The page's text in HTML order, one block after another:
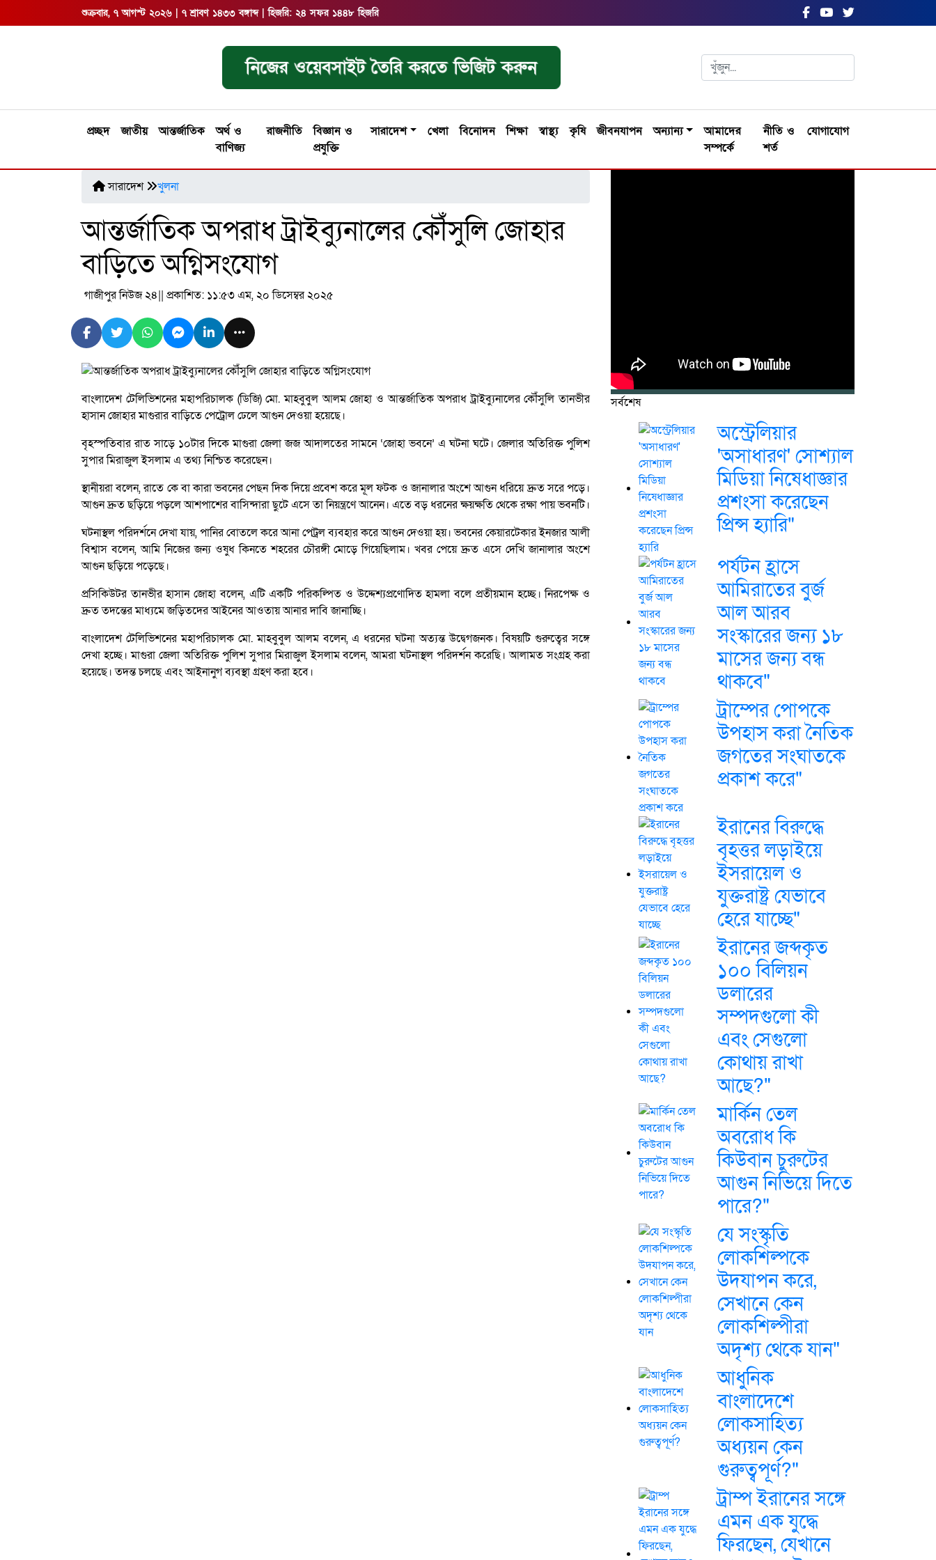
শুক্রবার, ৭ আগস্ট ২০২৬ | ৭ শ্রাবণ ১৪৩৩ বঙ্গাব্দ | হিজরি: ২৪ সফর ১৪৪৮ হিজরি
নিজের ওয়েবসাইট তৈরি করতে ভিজিট করুন
প্রচ্ছদ জাতীয় আন্তর্জাতিক
অর্থ ও
বাণিজ্য
রাজনীতি
বিজ্ঞান ও
প্রযুক্তি
সারাদেশ খেলা বিনোদন শিক্ষা স্বাস্থ্য কৃষি জীবনযাপন অন্যান্য
আমাদের
সম্পর্কে
নীতি ও
শর্ত
যোগাযোগ
সারাদেশ খুলনা
আন্তর্জাতিক অপরাধ ট্রাইব্যুনালের কৌঁসুলি জোহার
বাড়িতে অগ্নিসংযোগ
গাজীপুর নিউজ ২৪|| প্রকাশিত: ১১:৫৩ এম, ২০ ডিসেম্বর ২০২৫
বাংলাদেশ টেলিভিশনের মহাপরিচালক (ডিজি) মো. মাহবুবুল আলম জোহা ও আন্তর্জাতিক অপরাধ ট্রাইব্যুনালের কৌঁসুলি তানভীর
হাসান জোহার মাগুরার বাড়িতে পেট্রোল ঢেলে আগুন দেওয়া হয়েছে।
বৃহস্পতিবার রাত সাড়ে ১০টার দিকে মাগুরা জেলা জজ আদালতের সামনে ‘জোহা ভবনে’ এ ঘটনা ঘটে। জেলার অতিরিক্ত পুলিশ
সুপার মিরাজুল ইসলাম এ তথ্য নিশ্চিত করেছেন।
স্থানীয়রা বলেন, রাতে কে বা কারা ভবনের পেছন দিক দিয়ে প্রবেশ করে মূল ফটক ও জানালার অংশে আগুন ধরিয়ে দ্রুত সরে পড়ে।
আগুন দ্রুত ছড়িয়ে পড়লে আশপাশের বাসিন্দারা ছুটে এসে তা নিয়ন্ত্রণে আনেন। এতে বড় ধরনের ক্ষয়ক্ষতি থেকে রক্ষা পায় ভবনটি।
ঘটনাস্থল পরিদর্শনে দেখা যায়, পানির বোতলে করে আনা পেট্রল ব্যবহার করে আগুন দেওয়া হয়। ভবনের কেয়ারটেকার ইনজার আলী
বিশ্বাস বলেন, আমি নিজের জন্য ওষুধ কিনতে শহরের চৌরঙ্গী মোড়ে গিয়েছিলাম। খবর পেয়ে দ্রুত এসে দেখি জানালার অংশে
আগুন ছড়িয়ে পড়েছে।
প্রসিকিউটর তানভীর হাসান জোহা বলেন, এটি একটি পরিকল্পিত ও উদ্দেশ্যপ্রণোদিত হামলা বলে প্রতীয়মান হচ্ছে। নিরপেক্ষ ও
দ্রুত তদন্তের মাধ্যমে জড়িতদের আইনের আওতায় আনার দাবি জানাচ্ছি।
বাংলাদেশ টেলিভিশনের মহাপরিচালক মো. মাহবুবুল আলম বলেন, এ ধরনের ঘটনা অত্যন্ত উদ্বেগজনক। বিষয়টি গুরুত্বের সঙ্গে
দেখা হচ্ছে। মাগুরা জেলা অতিরিক্ত পুলিশ সুপার মিরাজুল ইসলাম বলেন, আমরা ঘটনাস্থল পরিদর্শন করেছি। আলামত সংগ্রহ করা
হয়েছে। তদন্ত চলছে এবং আইনানুগ ব্যবস্থা গ্রহণ করা হবে।
সর্বশেষ
অস্ট্রেলিয়ার
'অসাধারণ' সোশ্যাল
মিডিয়া নিষেধাজ্ঞার
প্রশংসা করেছেন
প্রিন্স হ্যারি"
পর্যটন হ্রাসে
আমিরাতের বুর্জ
আল আরব
সংস্কারের জন্য ১৮
মাসের জন্য বন্ধ
থাকবে"
ট্রাম্পের পোপকে
উপহাস করা নৈতিক
জগতের সংঘাতকে
প্রকাশ করে"
ইরানের বিরুদ্ধে
বৃহত্তর লড়াইয়ে
ইসরায়েল ও
যুক্তরাষ্ট্র যেভাবে
হেরে যাচ্ছে"
ইরানের জব্দকৃত
১০০ বিলিয়ন
ডলারের
সম্পদগুলো কী
এবং সেগুলো
কোথায় রাখা
আছে?"
মার্কিন তেল
অবরোধ কি
কিউবান চুরুটের
আগুন নিভিয়ে দিতে
পারে?"
যে সংস্কৃতি
লোকশিল্পকে
উদযাপন করে,
সেখানে কেন
লোকশিল্পীরা
অদৃশ্য থেকে যান"
আধুনিক
বাংলাদেশে
লোকসাহিত্য
অধ্যয়ন কেন
গুরুত্বপূর্ণ?"
ট্রাম্প ইরানের সঙ্গে
এমন এক যুদ্ধে
ফিরছেন, যেখানে